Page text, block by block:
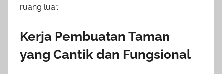
ruang luar.
Kerja Pembuatan Taman
yang Cantik dan Fungsional